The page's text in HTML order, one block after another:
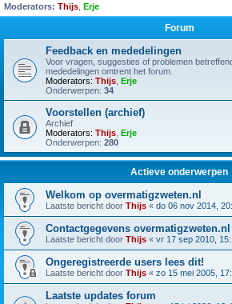
Moderators: Thijs Erje
Forum
Feedback en mededelingen
Voor vragen, suggesties of problemen
mededelingen omtrent het forum.
Moderators: Thijs Erje
Onderwerpen: 34
Voorstellen (archief)
Archief
Moderators: Thijs Erje
Onderwerpen: 280
Actieve onderwerpen
Welkom op overmatigzweten.nl
Laatste bericht door Thijs « do 06 nov 2014,
Contactgegevens overmatigzweten.nl
Laatste bericht door Thijs « vr 17 sep 2010,
Ongeregistreerde users lees dit!
Laatste bericht door Thijs « zo 15 mei 2005,
Laatste updates forum